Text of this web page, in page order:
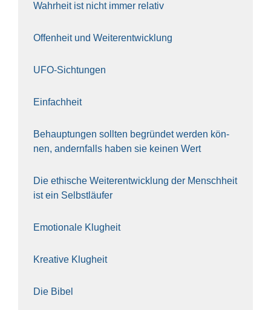
Wahr­heit ist nicht immer rela­tiv
Offen­heit und Wei­ter­ent­wick­lung
UFO-Sich­tun­gen
Ein­fach­heit
Behaup­tun­gen soll­ten begrün­det wer­den kön­
nen, andern­falls haben sie kei­nen Wert
Die ethi­sche Wei­ter­ent­wick­lung der Mensch­heit
ist ein Selbst­läu­fer
Emo­tio­na­le Klug­heit
Krea­ti­ve Klug­heit
Die Bibel